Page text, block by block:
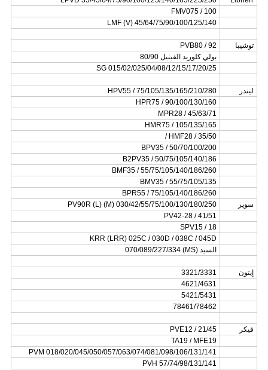
FMV075 / 100
LMF (V) 45/64/75/90/100/125/140
توشيبا
PVB80 / 92
بولي كلوريد الفينيل 80/90
SG 015/02/025/04/08/12/15/17/20/25
ليندر
HPV55 / 75/105/135/165/210/280
HPR75 / 90/100/130/160
MPR28 / 45/63/71
HMR75 / 105/135/165
HMF28 / 35/50 /
BPV35 / 50/70/100/200
B2PV35 / 50/75/105/140/186
BMF35 / 55/75/105/140/186/260
BMV35 / 55/75/105/135
BPR55 / 75/105/140/186/260
سوير
PV90R (L) (M) 030/42/55/75/100/130/180/250
PV42-28 / 41/51
SPV15 / 18
KRR (LRR) 025C / 030D / 038C / 045D
السيد (MS) 070/089/227/334
إيتون
3321/3331
4621/4631
5421/5431
78461/78462
فيكر
PVE12 / 21/45
TA19 / MFE19
PVM 018/020/045/050/057/063/074/081/098/106/131/141
PVH 57/74/98/131/141